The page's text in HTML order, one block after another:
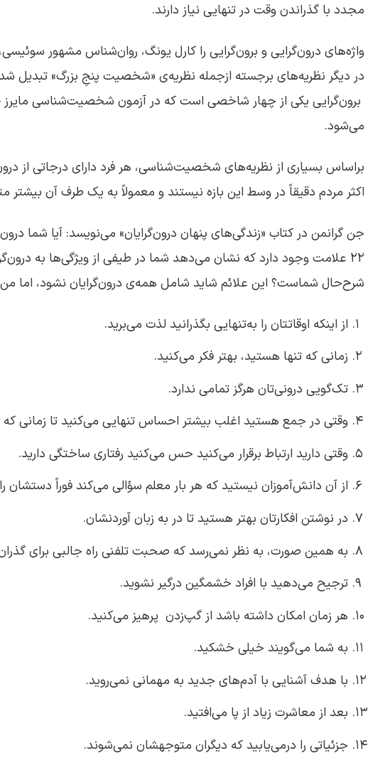
مجدد با گذراندن وقت در تنهایی نیاز دارند.
واژه‌های درون‌گرایی و برون‌گرایی را کارل یونگ، روان‌شناس مشهور
در دیگر نظریه‌های برجسته ازجمله نظریه‌ی «شخصیت پنجِ بزرگ»
برون‌گرایی یکی از چهار شاخصی است که در آزمون شخصیت‌شناسی مایرز
می‌شود.
براساس بسیاری از نظریه‌های شخصیت‌شناسی، هر فرد دارای درجاتی از
اکثر مردم دقیقاً در وسط این بازه نیستند و معمولاً به یک طرف آن بیشتر
جن گرانمن در کتاب «زندگی‌های پنهان درون‌گرایان» می‌نویسد: آیا شما
22 علامت وجود دارد که نشان می‌دهد شما در طیفی از ویژگی‌ها به
شرح‌حال شماست؟ این علائم شاید شامل همه‌ی درون‌گرایان نشود، اما
از اینکه اوقاتتان را به‌تنهایی بگذرانید لذت می‌برید.
زمانی که تنها هستید، بهتر فکر می‌کنید.
تک‌گویی درونی‌تان هرگز تمامی ندارد.
وقتی در جمع هستید اغلب بیشتر احساس تنهایی می‌کنید تا زمانی که
وقتی دارید ارتباط برقرار می‌کنید حس می‌کنید رفتاری ساختگی دارید.
از آن دانش‌آموزان نیستید که هر بار معلم سؤالی می‌کند فوراً دستشان را
در نوشتن افکارتان بهتر هستید تا در به زبان آوردنشان.
به همین صورت، به نظر نمی‌رسد که صحبت تلفنی راه جالبی برای
ترجیح می‌دهید با افراد خشمگین درگیر نشوید.
هر زمان امکان داشته باشد از گپ‌زدن پرهیز می‌کنید.
به شما می‌گویند خیلی خشکید.
با هدف آشنایی با آدم‌های جدید به مهمانی نمی‌روید.
بعد از معاشرت زیاد از پا می‌افتید.
جزئیاتی را درمی‌یابید که دیگران متوجهشان نمی‌شوند.